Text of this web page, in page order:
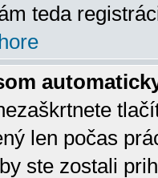
teda
len počas
ste zostali